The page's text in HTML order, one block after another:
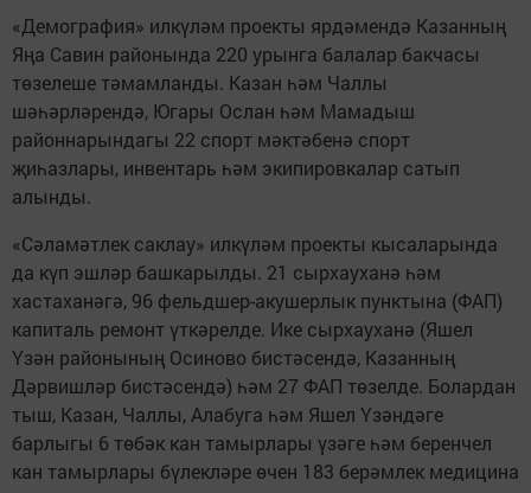
«Демография» илкүләм проекты ярдәмендә Казанның
Яңа Савин районында 220 урынга балалар бакчасы
төзелеше тәмамланды. Казан һәм Чаллы
шәһәрләрендә, Югары Ослан һәм Мамадыш
районнарындагы 22 спорт мәктәбенә спорт
җиһазлары, инвентарь һәм экипировкалар сатып
алынды.
«Сәламәтлек саклау» илкүләм проекты кысаларында
да күп эшләр башкарылды. 21 сырхауханә һәм
хастаханәгә, 96 фельдшер-акушерлык пунктына (ФАП)
капиталь ремонт үткәрелде. Ике сырхауханә (Яшел
Үзән районының Осиново бистәсендә, Казанның
Дәрвишләр бистәсендә) һәм 27 ФАП төзелде. Болардан
тыш, Казан, Чаллы, Алабуга һәм Яшел Үзәндәге
барлыгы 6 төбәк кан тамырлары үзәге һәм беренчел
кан тамырлары бүлекләре өчен 183 берәмлек медицина